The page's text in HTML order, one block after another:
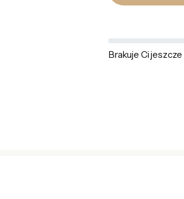
Brakuje Ci jeszcze